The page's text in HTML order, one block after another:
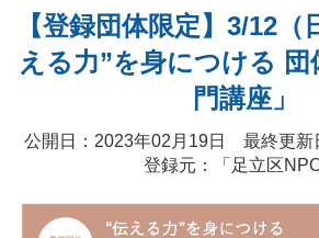
【登録団体限定】3/12（
える力”を身につける 団
門講座」
公開日：2023年02月19日 最終更新
登録元：「 足立区